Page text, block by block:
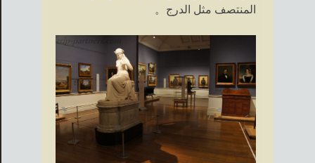
المنتصف مثل الدرج。